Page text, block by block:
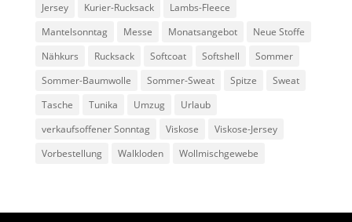
Jersey
Kurier-Rucksack
Lambs-Fleece
Mantelsonntag
Messe Monatsangebot
Neue Stoffe
Nähkurs
Rucksack Softcoat Softshell
Sommer
Sommer-Baumwolle
Sommer-Sweat Spitze
Sweat
Tasche
Tunika Umzug
Urlaub
verkaufsoffener Sonntag
Viskose
Viskose-Jersey
Vorbestellung
Walkloden Wollmischgewebe